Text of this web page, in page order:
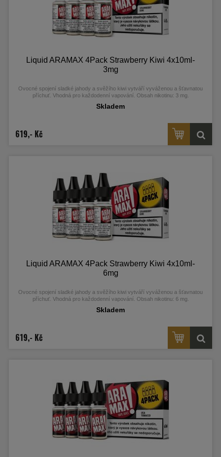
Liquid ARAMAX 4Pack Strawberry Kiwi 4x10ml-
3mg
Ovocné spojení sladké jahody a svěžího kiwi vytváří vyváženou a šťavnatou
příchuť. Vhodná pro každodenní vapování. Obsah nikotinu: 3 mg.
Skladem
619,- Kč
Liquid ARAMAX 4Pack Strawberry Kiwi 4x10ml-
6mg
Ovocné spojení sladké jahody a svěžího kiwi vytváří vyváženou a šťavnatou
příchuť. Vhodná pro každodenní vapování. Obsah nikotinu: 6 mg.
Skladem
619,- Kč